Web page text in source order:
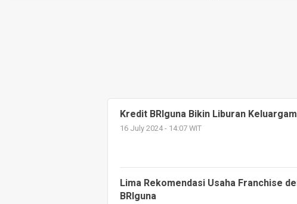
Kredit BRIguna Bikin Liburan
16 July 2024 - 14:07 WIT
Lima Rekomendasi Usaha Franchise
BRIguna